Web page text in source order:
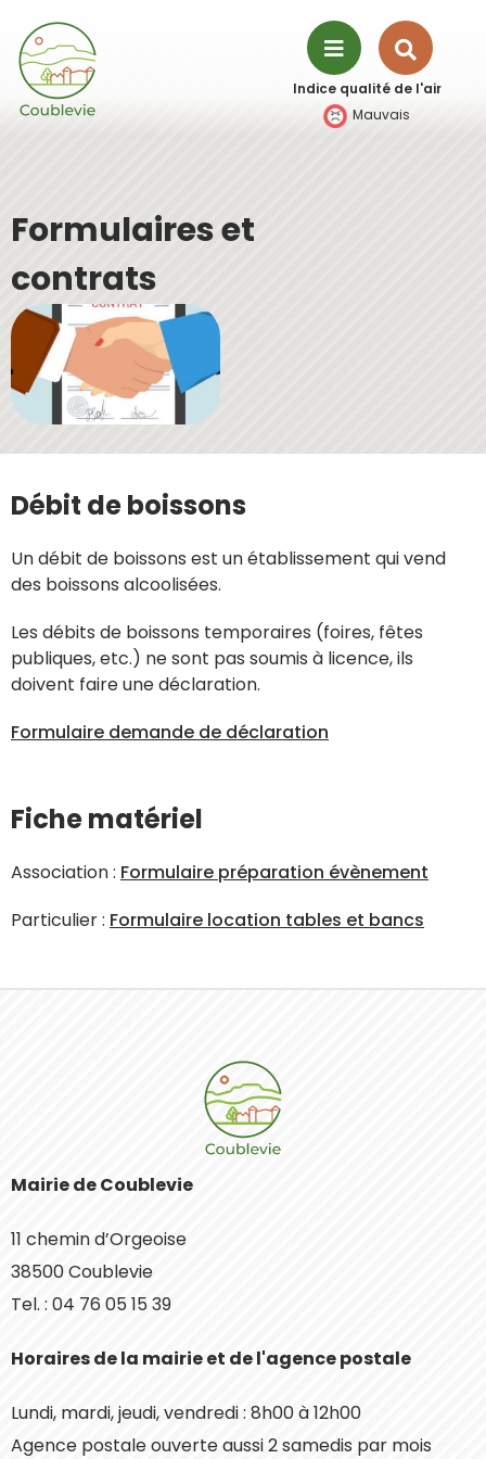
Aller à la recherche
Menu
sur
Indice qualité de l'air
Mauvais
Formulaires et
contrats
Débit de boissons
Un débit de boissons est un établissement qui vend
des boissons alcoolisées.
Les débits de boissons temporaires (foires, fêtes
publiques, etc.) ne sont pas soumis à licence, ils
doivent faire une déclaration.
Formulaire demande de déclaration
Fiche matériel
Association : Formulaire préparation évènement
Particulier : Formulaire location tables et bancs
Mairie de Coublevie
11 chemin d’Orgeoise
38500 Coublevie
Tel. : 04 76 05 15 39
Horaires de la mairie et de l'agence postale
Lundi, mardi, jeudi, vendredi : 8h00 à 12h00
Agence postale ouverte aussi 2 samedis par mois